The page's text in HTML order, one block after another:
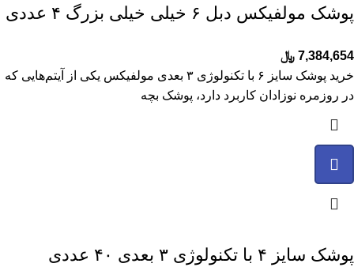
پوشک مولفیکس دبل ۶ خیلی خیلی بزرگ ۴ عددی
7,384,654 ﷼
خرید پوشک سایز ۶ با تکنولوژی ۳ بعدی مولفیکس یکی از آیتم‌هایی که
در روزمره نوزادان کاربرد دارد، پوشک بچه
پوشک سایز ۴ با تکنولوژی ۳ بعدی ۴۰ عددی